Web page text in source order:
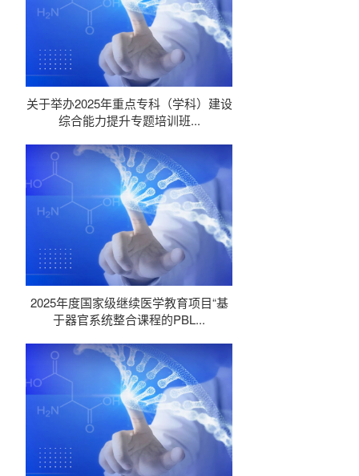
关于举办2025年重点专科（学科）建设
综合能力提升专题培训班...
2025年度国家级继续医学教育项目“基
于器官系统整合课程的PBL...